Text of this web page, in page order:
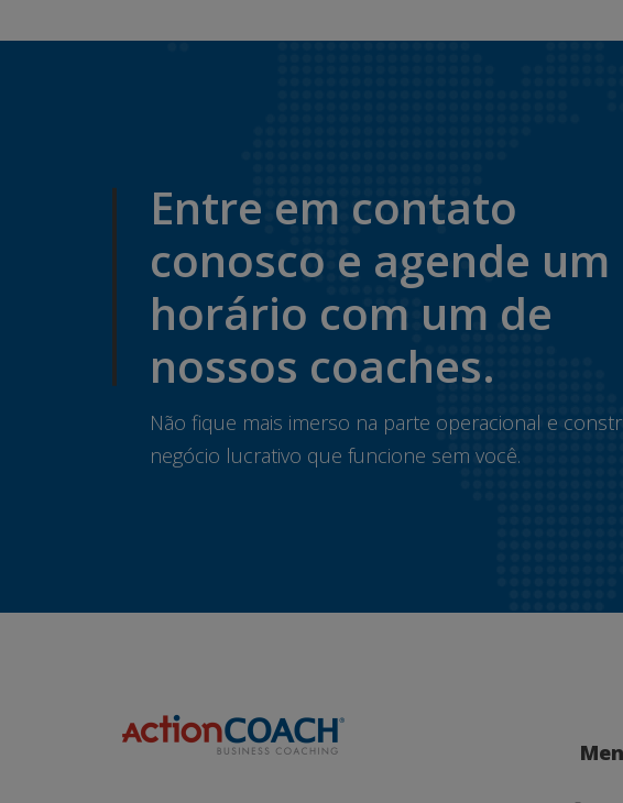
Entre em contato
conosco e agende um
horário com um de
nossos coaches.
Não fique mais imerso na parte operacional e
negócio lucrativo que funcione sem você.